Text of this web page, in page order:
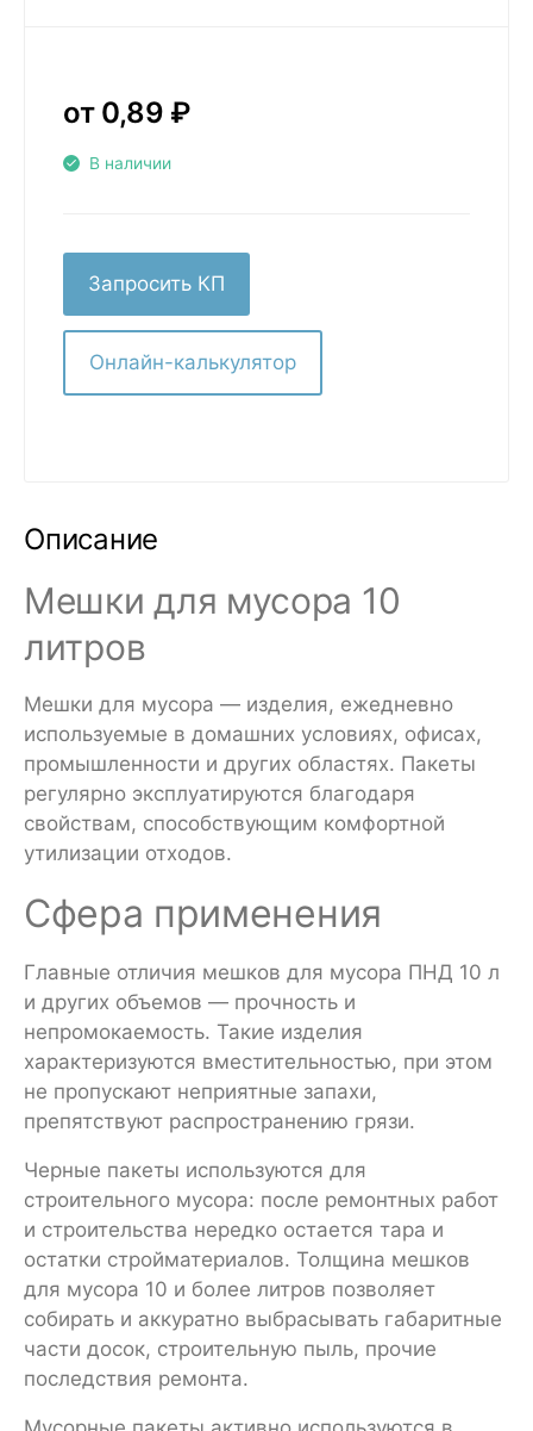
от 0,89 ₽
В наличии
Запросить КП
Онлайн-калькулятор
Описание
Мешки для мусора 10
литров
Мешки для мусора — изделия, ежедневно
используемые в домашних условиях, офисах,
промышленности и других областях. Пакеты
регулярно эксплуатируются благодаря
свойствам, способствующим комфортной
утилизации отходов.
Сфера применения
Главные отличия мешков для мусора ПНД 10 л
и других объемов — прочность и
непромокаемость. Такие изделия
характеризуются вместительностью, при этом
не пропускают неприятные запахи,
препятствуют распространению грязи.
Черные пакеты используются для
строительного мусора: после ремонтных работ
и строительства нередко остается тара и
остатки стройматериалов. Толщина мешков
для мусора 10 и более литров позволяет
собирать и аккуратно выбрасывать габаритные
части досок, строительную пыль, прочие
последствия ремонта.